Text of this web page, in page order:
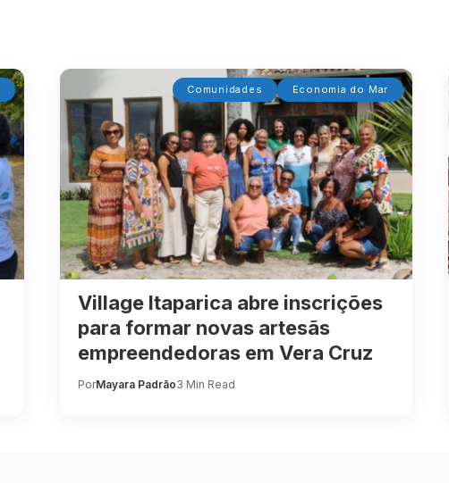
Comunidades Economia do Mar
Village Itaparica abre inscrições
para formar novas artesãs
empreendedoras em Vera Cruz
PorMayara Padrão3 Min Read